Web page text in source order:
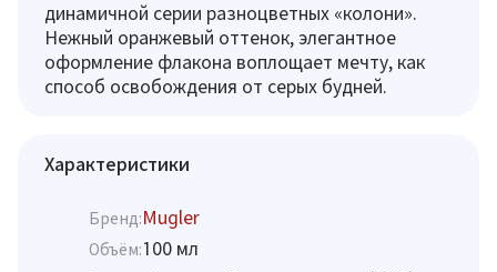
динамичной серии разноцветных «колони».
Нежный оранжевый оттенок, элегантное
оформление флакона воплощает мечту, как
способ освобождения от серых будней.
Характеристики
Бренд:Mugler
Объём:100 мл